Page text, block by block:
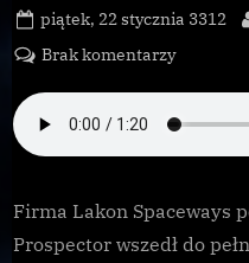
Posted
on
piątek, 22 stycznia 3312
Brak komentarzydo
wchodzi
pełnej
Firma Lakon Spaceways
Prospector wszedł do